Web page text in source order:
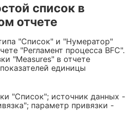
список в
отчете
"Список" и "Нумератор"
"Регламент процесса BFC".
"Measures" в отчете
единицы
"Список"; источник данных -
параметр привязки -